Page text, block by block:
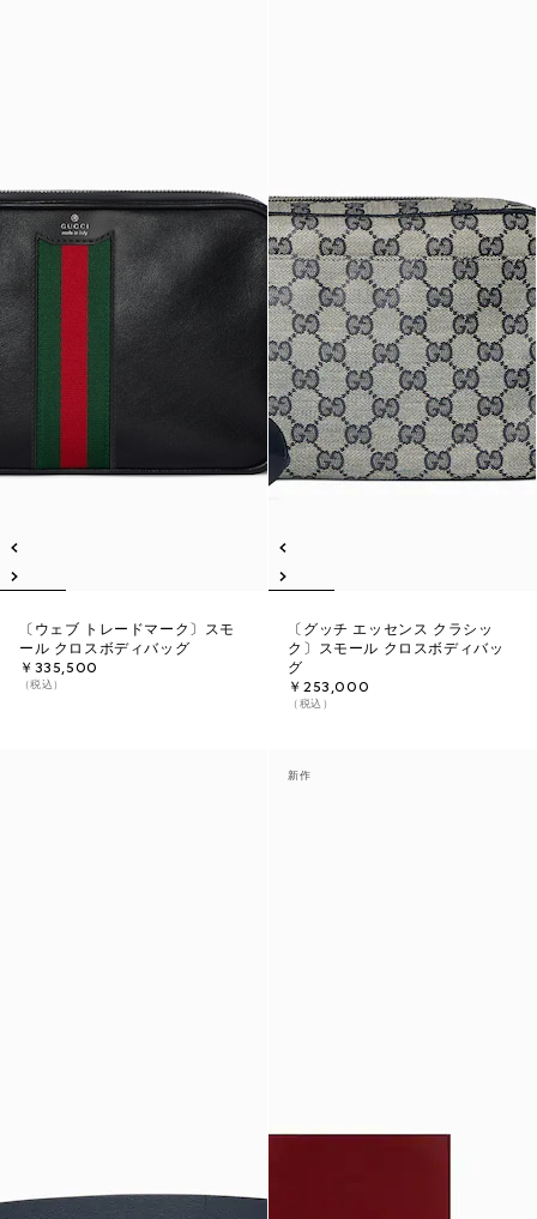
〔ウェブ トレードマーク〕スモ
ール クロスボディバッグ
￥335,500
（税込）
〔グッチ エッセンス クラシッ
ク〕スモール クロスボディバッ
グ
￥253,000
（税込）
新作